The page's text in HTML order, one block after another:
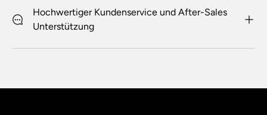
Hochwertiger Kundenservice und After-Sales
Unterstützung